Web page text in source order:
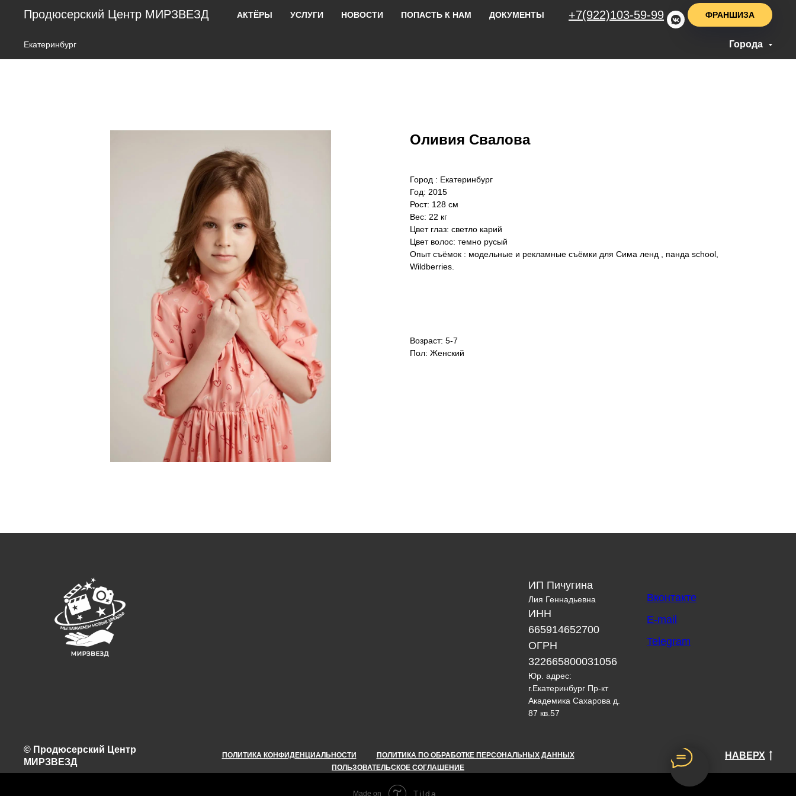
Продюсерский Центр МИРЗВЕЗД АКТЁРЫ УСЛУГИ НОВОСТИ ПОПАСТЬ К НАМ ДОКУМЕНТЫ +7(922)103-59-99 ФРАНШИЗА
Екатеринбург Города
Оливия Свалова
Город : Екатеринбург
Год: 2015
Рост: 128 см
Вес: 22 кг
Цвет глаз: светло карий
Цвет волос: темно русый
Опыт съёмок : модельные и рекламные съёмки для Сима ленд , панда school,
Wildberries.
Возраст: 5-7
Пол: Женский
ИП Пичугина
Лия Геннадьевна
ИНН
665914652700
ОГРН
322665800031056
Юр. адрес:
г.Екатеринбург Пр-кт
Академика Сахарова д.
87 кв.57
Вконтакте
E-mail
Telegram
© Продюсерский Центр
МИРЗВЕЗД
ПОЛИТИКА КОНФИДЕНЦИАЛЬНОСТИ
ПОЛИТИКА ПО ОБРАБОТКЕ ПЕРСОНАЛЬНЫХ ДАННЫХ
ПОЛЬЗОВАТЕЛЬСКОЕ СОГЛАШЕНИЕ
НАВЕРХ
Made on Tilda